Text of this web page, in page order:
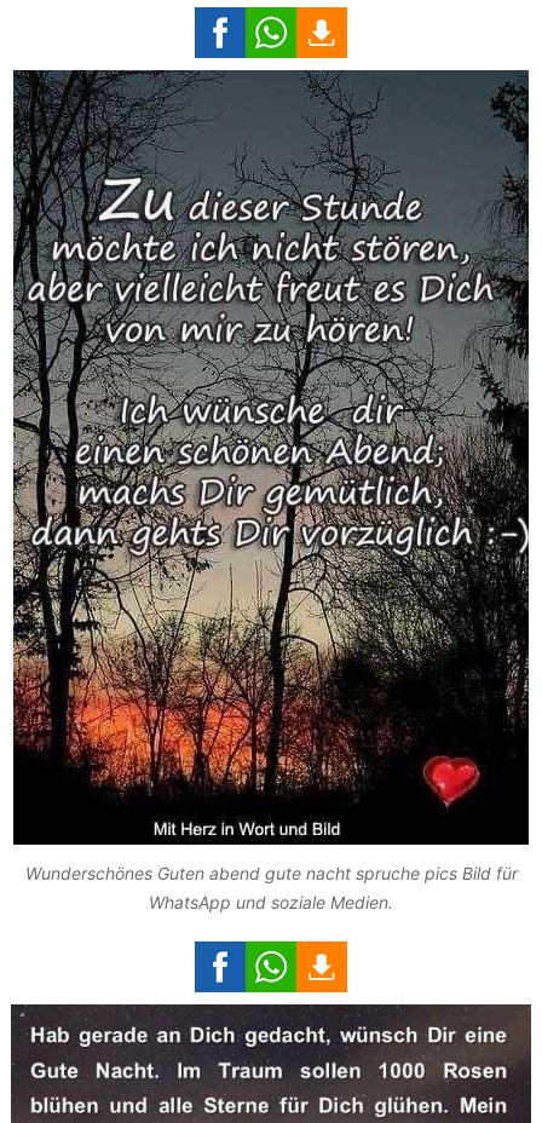
Wunderschönes Guten abend gute nacht spruche pics Bild für
WhatsApp und soziale Medien.